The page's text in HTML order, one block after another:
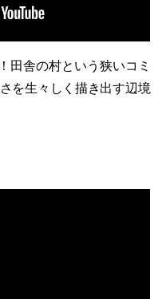
田舎の村という狭いコミ
を生々しく描き出す辺境